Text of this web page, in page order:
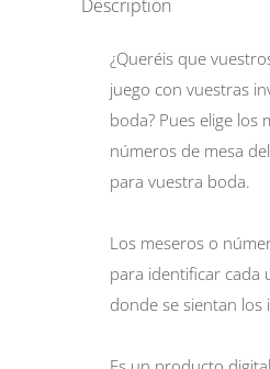
Description
¿Queréis que
juego con vuestras
boda? Pues elige los
números de mesa
para vuestra boda.
Los meseros o
para identificar cada
donde se sientan los